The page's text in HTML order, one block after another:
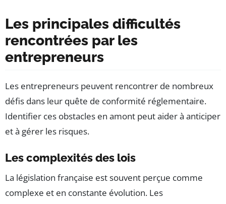
Les principales difficultés
rencontrées par les
entrepreneurs
Les entrepreneurs peuvent rencontrer de nombreux
défis dans leur quête de conformité réglementaire.
Identifier ces obstacles en amont peut aider à anticiper
et à gérer les risques.
Les complexités des lois
La législation française est souvent perçue comme
complexe et en constante évolution. Les